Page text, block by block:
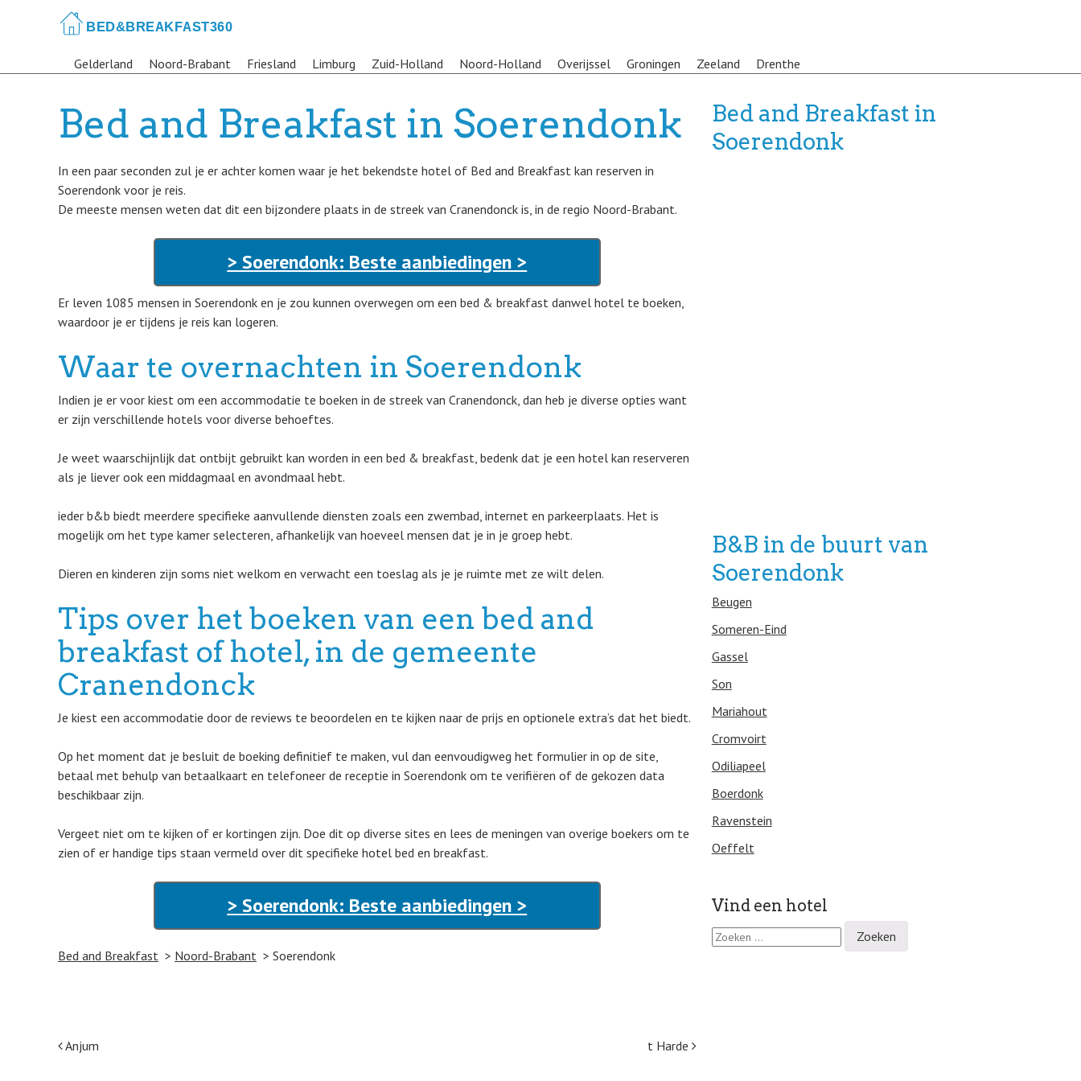
Gelderland Noord-Brabant Friesland Limburg Zuid-Holland Noord-Holland Overijssel Groningen Zeeland Drenthe
Bed and Breakfast in Soerendonk
In een paar seconden zul je er achter komen waar je het bekendste hotel of Bed and Breakfast kan reserven in
Soerendonk voor je reis.
De meeste mensen weten dat dit een bijzondere plaats in de streek van Cranendonck is, in de regio Noord-Brabant.
> Soerendonk: Beste aanbiedingen >
Er leven 1085 mensen in Soerendonk en je zou kunnen overwegen om een bed & breakfast danwel hotel te boeken,
waardoor je er tijdens je reis kan logeren.
Waar te overnachten in Soerendonk
Indien je er voor kiest om een accommodatie te boeken in de streek van Cranendonck, dan heb je diverse opties want
er zijn verschillende hotels voor diverse behoeftes.
Je weet waarschijnlijk dat ontbijt gebruikt kan worden in een bed & breakfast, bedenk dat je een hotel kan reserveren
als je liever ook een middagmaal en avondmaal hebt.
ieder b&b biedt meerdere specifieke aanvullende diensten zoals een zwembad, internet en parkeerplaats. Het is
mogelijk om het type kamer selecteren, afhankelijk van hoeveel mensen dat je in je groep hebt.
Dieren en kinderen zijn soms niet welkom en verwacht een toeslag als je je ruimte met ze wilt delen.
Tips over het boeken van een bed and
breakfast of hotel, in de gemeente
Cranendonck
Je kiest een accommodatie door de reviews te beoordelen en te kijken naar de prijs en optionele extra’s dat het biedt.
Op het moment dat je besluit de boeking definitief te maken, vul dan eenvoudigweg het formulier in op de site,
betaal met behulp van betaalkaart en telefoneer de receptie in Soerendonk om te verifiëren of de gekozen data
beschikbaar zijn.
Vergeet niet om te kijken of er kortingen zijn. Doe dit op diverse sites en lees de meningen van overige boekers om te
zien of er handige tips staan vermeld over dit specifieke hotel bed en breakfast.
> Soerendonk: Beste aanbiedingen >
Bed and Breakfast Noord-Brabant Soerendonk
Post navigation
Anjum t Harde
Bed and Breakfast in
Soerendonk
B&B in de buurt van
Soerendonk
Beugen
Someren-Eind
Gassel
Son
Mariahout
Cromvoirt
Odiliapeel
Boerdonk
Ravenstein
Oeffelt
Vind een hotel
Z
o